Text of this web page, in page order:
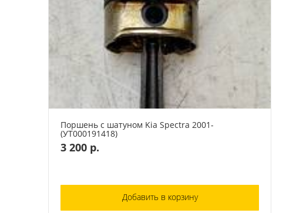
Поршень с шатуном Kia Spectra 2001-
(УТ000191418)
3 200 р.
Добавить в корзину